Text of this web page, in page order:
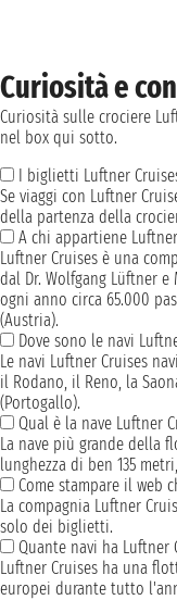
Curiosità e
Curiosità sulle crociere
nel box qui sotto.
I biglietti Luftner
Se viaggi con Luftner
della partenza della
A chi appartiene
Luftner Cruises è una
dal Dr. Wolfgang Lüftner
ogni anno circa 65.000
(Austria).
Dove sono le navi
Le navi Luftner Cruises
il Rodano, il Reno, la
(Portogallo).
Qual è la nave Luftner
La nave più grande della
lunghezza di ben 135
Come stampare il web
La compagnia Luftner
solo dei biglietti.
Quante navi ha Luftner
Luftner Cruises ha una
europei durante tutto